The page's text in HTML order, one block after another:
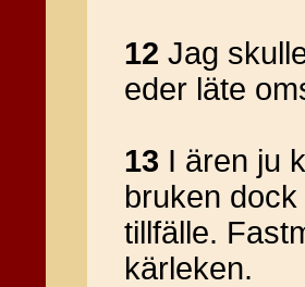
12 Jag
eder läte
13 I ären ju
bruken
tillfälle.
kärleken.